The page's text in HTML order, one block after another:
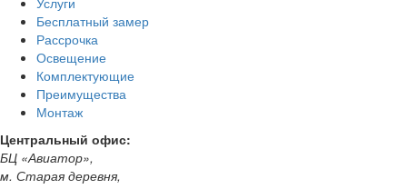
Бесплатный замер
Рассрочка
Освещение
Комплектующие
Преимущества
Монтаж
Центральный офис:
БЦ «Авиатор»,
м. Старая деревня,